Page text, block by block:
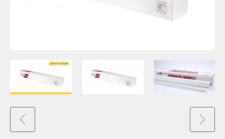
Плёнка монтажная Oratape
ПЭТ листовой
ПЭТ бэклит